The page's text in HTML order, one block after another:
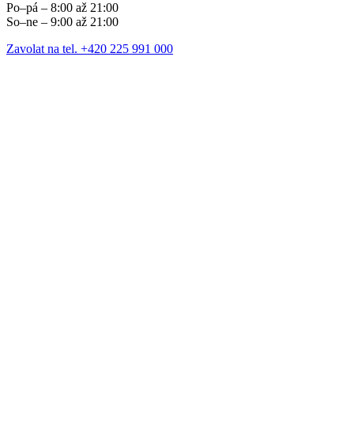
Po–pá – 8:00 až 21:00
So–ne – 9:00 až 21:00
Zavolat na tel. +420 225 991 000